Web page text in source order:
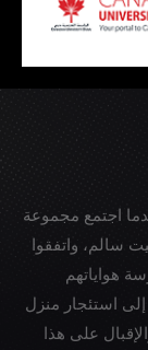
نادي الوصل إلى عام 1960، عندما اجتمع مجموعة
سالم، واتفقوا
هواياتهم
استئجار منزل
على هذا